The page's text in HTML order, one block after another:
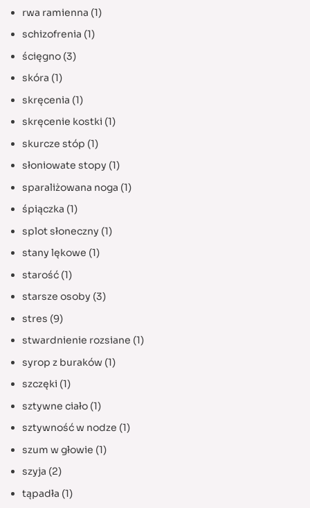
rwa ramienna (1)
schizofrenia (1)
ścięgno(3)
skóra (1)
skręcenia (1)
skręcenie kostki (1)
skurcze stóp (1)
słoniowate stopy (1)
sparaliżowana noga (1)
śpiączka (1)
splot słoneczny (1)
stany lękowe (1)
starość(1)
starsze osoby (3)
stres (9)
stwardnienie rozsiane (1)
syrop z buraków(1)
szczęki (1)
sztywne ciało(1)
sztywność w nodze (1)
szum w głowie (1)
szyja (2)
tąpadła (1)